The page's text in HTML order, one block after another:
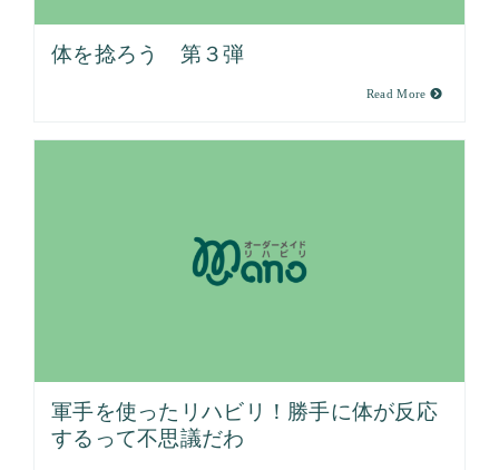
体を捻ろう 第３弾
Read More
軍手を使ったリハビリ！勝手に体が反応
するって不思議だわ